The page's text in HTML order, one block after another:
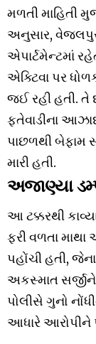
મળતી માહિતી
અનુસાર,
એપાર્ટમેન્ટમાં
એક્ટિવા પર
જઈ રહી હતી. તે
ફતેવાડીના
પાછળથી બેફામ
મારી હતી.
અજાણ્યા
આ ટક્કરથી
ફરી વળતા
પહોંચી હતી,
અકસ્માત
પોલીસે ગુનો
આધારે આરોપીને